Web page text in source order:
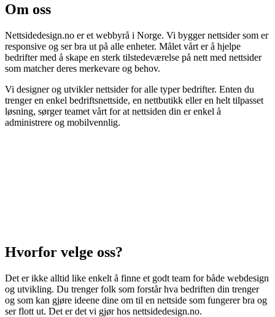
Om oss
Nettsidedesign.no er et webbyrå i Norge. Vi bygger nettsider som er
responsive og ser bra ut på alle enheter. Målet vårt er å hjelpe
bedrifter med å skape en sterk tilstedeværelse på nett med nettsider
som matcher deres merkevare og behov.
Vi designer og utvikler nettsider for alle typer bedrifter. Enten du
trenger en enkel bedriftsnettside, en nettbutikk eller en helt tilpasset
løsning, sørger teamet vårt for at nettsiden din er enkel å
administrere og mobilvennlig.
Hvorfor velge oss?
Det er ikke alltid like enkelt å finne et godt team for både webdesign
og utvikling. Du trenger folk som forstår hva bedriften din trenger
og som kan gjøre ideene dine om til en nettside som fungerer bra og
ser flott ut. Det er det vi gjør hos nettsidedesign.no.